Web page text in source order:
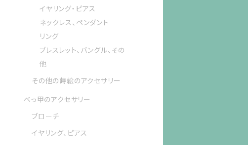
イヤリング・ピアス
ネックレス、ペンダント
リング
ブレスレット、バングル、その
他
その他の蒔絵のアクセサリー
べっ甲のアクセサリー
ブローチ
イヤリング、ピアス